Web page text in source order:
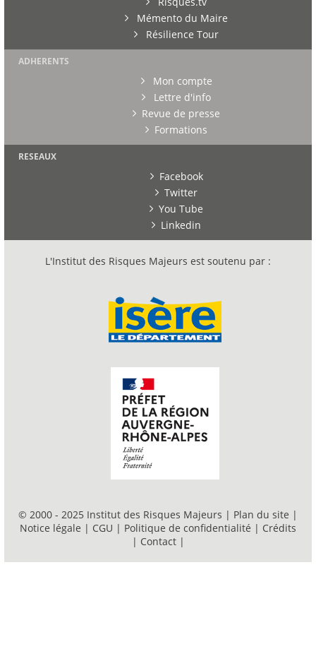
Mémento du Maire
Résilience Tour
ADHERENTS
Mon compte
Lettre d'info
Revue de presse
Formations
RESEAUX
Facebook
Twitter
You Tube
Linkedin
L'Institut des Risques Majeurs est soutenu par :
© 2000 - 2025 Institut des Risques Majeurs | Plan du site |
Notice légale | CGU | Politique de confidentialité | Crédits
| Contact |